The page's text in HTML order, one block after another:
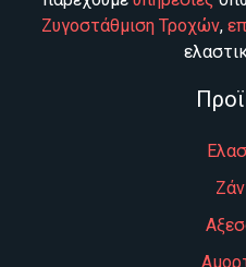
Ζυγοστάθμιση Τροχών,